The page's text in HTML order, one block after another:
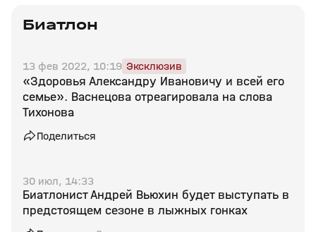
Биатлон
13 фев 2022, 10:19 Эксклюзив
«Здоровья Александру Ивановичу и всей его
семье». Васнецова отреагировала на слова
Тихонова
Поделиться
30 июл, 14:33
Биатлонист Андрей Вьюхин будет выступать в
предстоящем сезоне в лыжных гонках